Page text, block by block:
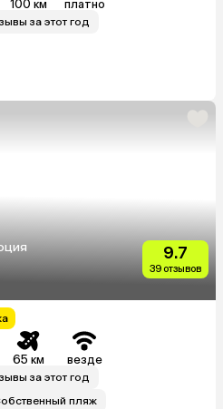
100 км платно
за этот год
9.7
39 отзывов
65 км везде
за этот год
пляж